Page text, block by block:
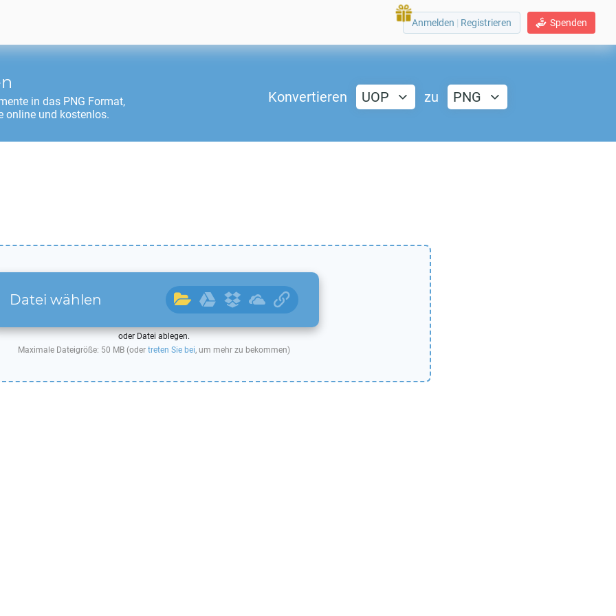
Spenden
Anmelden | Registrieren
in das PNG Format,
online und kostenlos.
Konvertieren UOP zu PNG
Datei wählen
oder Datei ablegen.
Maximale Dateigröße: 50 MB (oder treten Sie bei, um mehr zu bekommen)